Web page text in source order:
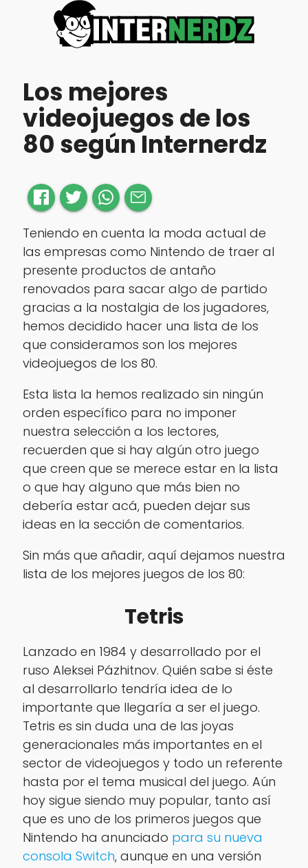
Los mejores
videojuegos de los
80 según Internerdz
Teniendo en cuenta la moda actual de
las empresas como Nintendo de traer al
presente productos de antaño
renovados para sacar algo de partido
gracias a la nostalgia de los jugadores,
hemos decidido hacer una lista de los
que consideramos son los mejores
videojuegos de los 80.
Esta lista la hemos realizado sin ningún
orden específico para no imponer
nuestra selección a los lectores,
recuerden que si hay algún otro juego
que creen que se merece estar en la lista
o que hay alguno que más bien no
debería estar acá, pueden dejar sus
ideas en la sección de comentarios.
Sin más que añadir, aquí dejamos nuestra
lista de los mejores juegos de los 80:
Tetris
Lanzado en 1984 y desarrollado por el
ruso Aleksei Pázhitnov. Quién sabe si éste
al desarrollarlo tendría idea de lo
importante que llegaría a ser el juego.
Tetris es sin duda una de las joyas
generacionales más importantes en el
sector de videojuegos y todo un referente
hasta por el tema musical del juego. Aún
hoy sigue siendo muy popular, tanto así
que es uno de los primeros juegos que
Nintendo ha anunciado para su nueva
consola Switch, aunque en una versión